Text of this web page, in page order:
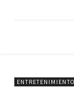
ENTRETENIMIENTO